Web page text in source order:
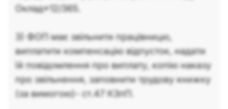
Оклад*12/365.
3) ФОП має звільнити працівницю,
виплатити компенсацію відпусток, надати
їй повідомлення про виплату, копію наказу
про звільнення, заповнити трудову книжку
(за вимогою)- ст.47 КЗпП.